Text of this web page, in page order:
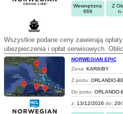
Wewnętrzna
669
Z
Wszystkie podane ceny zawierają
ubezpieczenia i opłat serwisowych.
NORWEGIAN EPIC
Zona: KARAIBY
Z portu: ORLANDO-
Do portu: ORLANDO-
z: 13/12/2026 do: 20/